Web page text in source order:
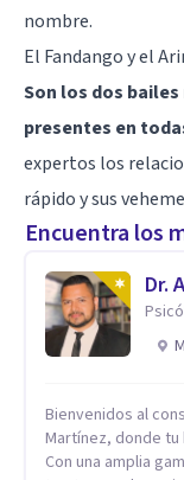
nombre.
El Fandango y el
Son los dos
presentes en
expertos los
rápido y sus
Encuentra los
Dr.
Bienvenidos al
Martínez, donde
Con una amplia